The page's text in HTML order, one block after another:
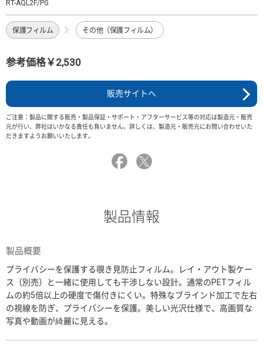
RT-AQL2F/PG
保護フィルム その他（保護フィルム）
参考価格￥2,530
販売サイトへ
ご注意：製品に関する販売・製品保証・サポート・アフターサービス等の対応は製造元・販売
元が行い、弊社はいかなる責任も負いません。詳しくは、製造元・販売元にお問い合わせいた
だきますようお願いいたします。
製品情報
製品概要
プライバシーを保護する覗き見防止フィルム。レイ・アウト製ケー
ス（別売）と一緒に使用しても干渉しない設計。通常のPETフィル
ムの約5倍以上の硬度で傷付きにくい。特殊なブラインド加工で左右
の視線を防ぎ、プライバシーを保護。美しい光沢仕様で、高画質な
写真や動画が綺麗に見える。